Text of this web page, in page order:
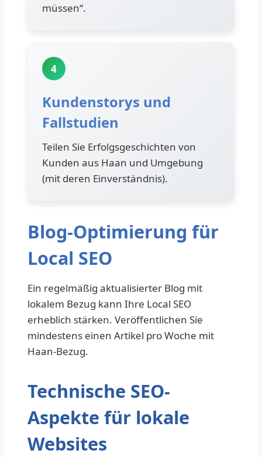
müssen“.
4
Kundenstorys und
Fallstudien
Teilen Sie Erfolgsgeschichten von
Kunden aus Haan und Umgebung
(mit deren Einverständnis).
Blog-Optimierung für
Local SEO
Ein regelmäßig aktualisierter Blog mit
lokalem Bezug kann Ihre Local SEO
erheblich stärken. Veröffentlichen Sie
mindestens einen Artikel pro Woche mit
Haan-Bezug.
Technische SEO-
Aspekte für lokale
Websites